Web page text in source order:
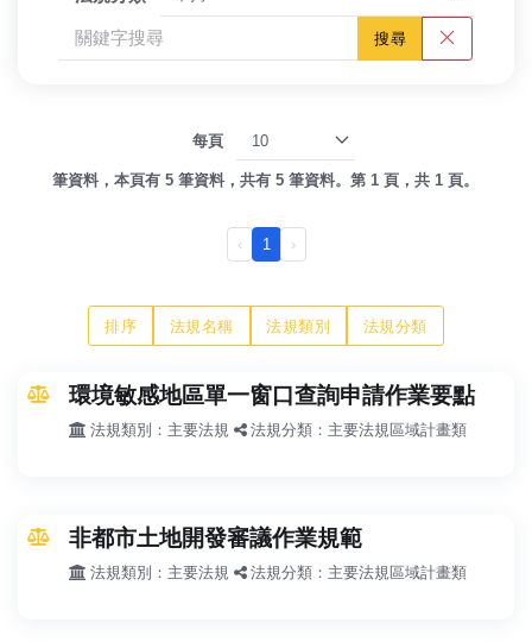
每頁
筆資料，本頁有 5 筆資料，共有 5 筆資料。第 1 頁，共 1 頁。
‹ 1 ›
排序 法規名稱 法規類別 法規分類
環境敏感地區單一窗口查詢申請作業要點
法規類別：主要法規 法規分類：主要法規區域計畫類
非都市土地開發審議作業規範
法規類別：主要法規 法規分類：主要法規區域計畫類